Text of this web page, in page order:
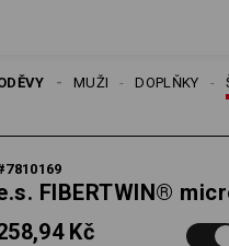
DOPLŇKY
MUŽI
7810169
FIBERTWIN®
Kč